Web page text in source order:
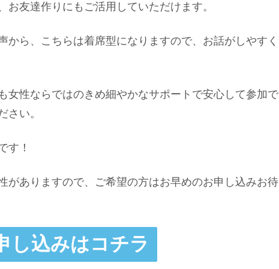
友達作りにもご活用していただけます。
から、こちらは着席型になりますので、お話がしやすく
女性ならではのきめ細やかなサポートで安心して参加で
さい。
す！
がありますので、ご希望の方はお早めのお申し込みお待
し込みはコチラ